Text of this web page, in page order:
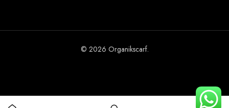
© 2026 Organikscarf.